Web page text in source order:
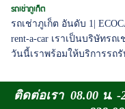
รถเช่าภูเก็ต
รถเช่าภูเก็ต อันดับ 1|
rent-a-car เราเป็นบริษัทร
วันนี้เราพร้อมให้บริการรถรั
ติดต่อเรา 08.00 น. -